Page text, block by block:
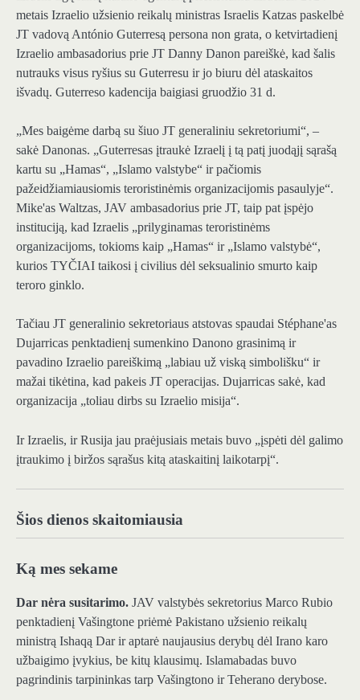
metais Izraelio užsienio reikalų ministras Israelis Katzas paskelbė
JT vadovą António Guterresą persona non grata, o ketvirtadienį
Izraelio ambasadorius prie JT Danny Danon pareiškė, kad šalis
nutrauks visus ryšius su Guterresu ir jo biuru dėl ataskaitos
išvadų. Guterreso kadencija baigiasi gruodžio 31 d.
„Mes baigėme darbą su šiuo JT generaliniu sekretoriumi“, –
sakė Danonas. „Guterresas įtraukė Izraelį į tą patį juodąjį sąrašą
kartu su „Hamas“, „Islamo valstybe“ ir pačiomis
pažeidžiamiausiomis teroristinėmis organizacijomis pasaulyje“.
Mike'as Waltzas, JAV ambasadorius prie JT, taip pat įspėjo
instituciją, kad Izraelis „prilyginamas teroristinėms
organizacijoms, tokioms kaip „Hamas“ ir „Islamo valstybė“,
kurios TYČIAI taikosi į civilius dėl seksualinio smurto kaip
teroro ginklo.
Tačiau JT generalinio sekretoriaus atstovas spaudai Stéphane'as
Dujarricas penktadienį sumenkino Danono grasinimą ir
pavadino Izraelio pareiškimą „labiau už viską simbolišku“ ir
mažai tikėtina, kad pakeis JT operacijas. Dujarricas sakė, kad
organizacija „toliau dirbs su Izraelio misija“.
Ir Izraelis, ir Rusija jau praėjusiais metais buvo „įspėti dėl galimo
įtraukimo į biržos sąrašus kitą ataskaitinį laikotarpį“.
Šios dienos skaitomiausia
Ką mes sekame
Dar nėra susitarimo. JAV valstybės sekretorius Marco Rubio
penktadienį Vašingtone priėmė Pakistano užsienio reikalų
ministrą Ishaqą Dar ir aptarė naujausius derybų dėl Irano karo
užbaigimo įvykius, be kitų klausimų. Islamabadas buvo
pagrindinis tarpininkas tarp Vašingtono ir Teherano derybose.